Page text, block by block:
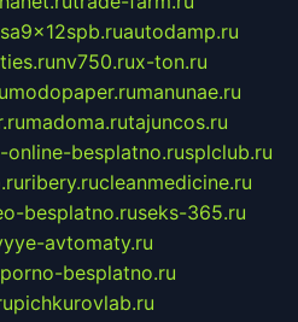
autodamp.ru
nv750.rux-ton.ru
modopaper.rumanunae.ru
madoma.rutajuncos.ru
online-besplatno.rusplclub.ru
ribery.rucleanmedicine.ru
besplatno.ruseks-365.ru
avtomaty.ru
besplatno.ru
pichkurovlab.ru